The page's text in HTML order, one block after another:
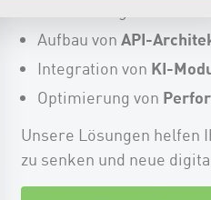
Aufbau von API-
Integration von KI-
Optimierung von
Unsere Lösungen helfen
zu senken und neue